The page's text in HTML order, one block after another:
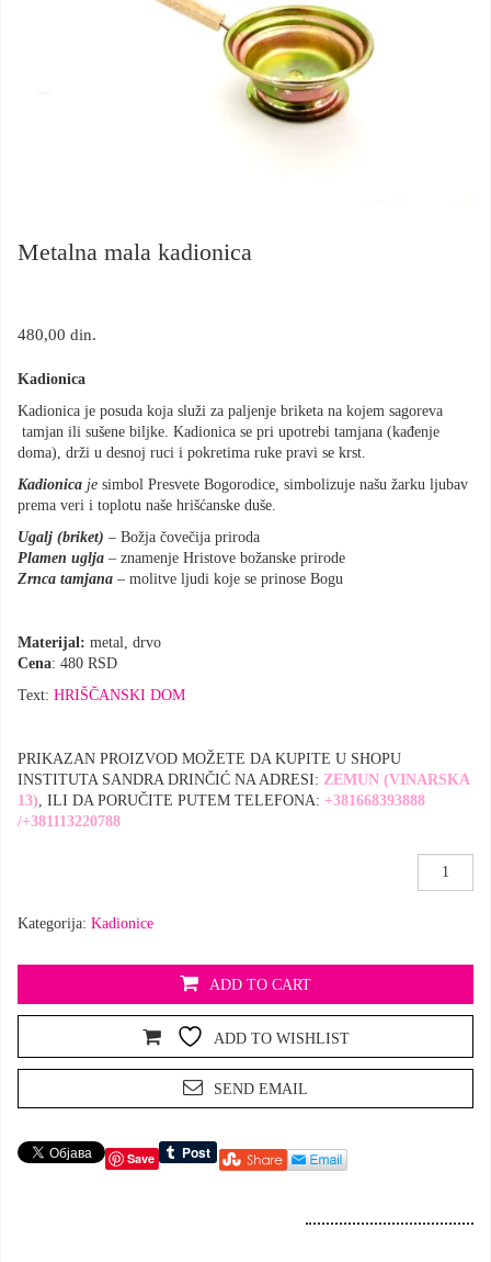
Metalna mala kadionica
480,00 din.
Kadionica
Kadionica je posuda koja služi za paljenje briketa na kojem sagoreva
tamjan ili sušene biljke. Kadionica se pri upotrebi tamjana (kađenje
doma), drži u desnoj ruci i pokretima ruke pravi se krst.
Kadionica je simbol Presvete Bogorodice, simbolizuje našu žarku ljubav
prema veri i toplotu naše hrišćanske duše.
Ugalj (briket) – Božja čovečija priroda
Plamen uglja – znamenje Hristove božanske prirode
Zrnca tamjana – molitve ljudi koje se prinose Bogu
Materijal: metal, drvo
Cena: 480 RSD
Text: HRIŠČANSKI DOM
PRIKAZAN PROIZVOD MOŽETE DA KUPITE U SHOPU
INSTITUTA SANDRA DRINČIĆ NA ADRESI: ZEMUN (VINARSKA
13), ILI DA PORUČITE PUTEM TELEFONA: +381668393888
/+381113220788
Metalna
Kategorija: Kadionice
ADD TO CART
ADD TO WISHLIST
SEND EMAIL
Save